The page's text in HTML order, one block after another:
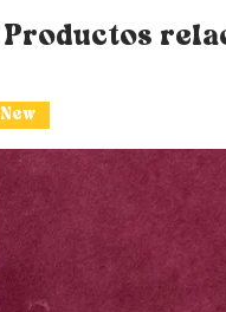
Productos
New